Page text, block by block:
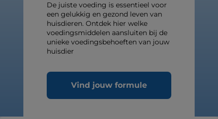
De juiste voeding is essentieel voor
een gelukkig en gezond leven van
huisdieren. Ontdek hier welke
voedingsmiddelen aansluiten bij de
unieke voedingsbehoeften van jouw
huisdier
Vind jouw formule